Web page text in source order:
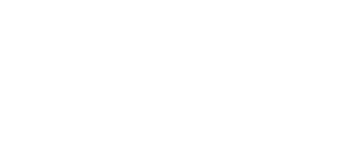
、品質の良いイチゴをお届けすること